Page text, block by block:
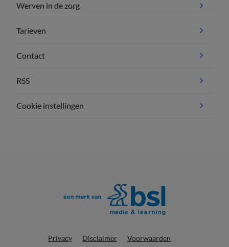
Werven in de zorg
Tarieven
Contact
RSS
Cookie instellingen
Privacy Disclaimer Voorwaarden